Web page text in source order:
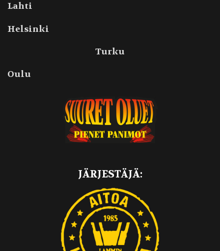
Lahti
Helsinki
Turku
Oulu
JÄRJESTÄJÄ: